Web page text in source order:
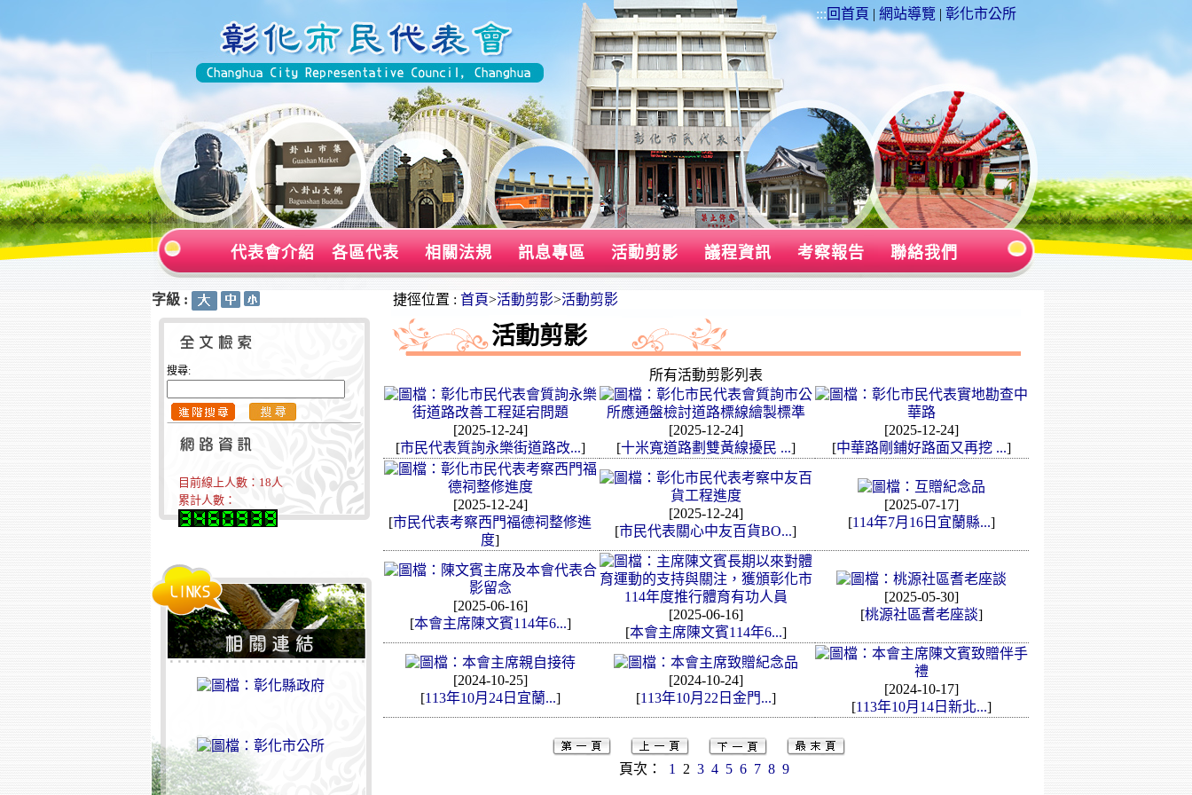
::: 回首頁 | 網站導覽 | 彰化市公所
代表會介紹 各區代表 相關法規 訊息專區 活動剪影 議程資訊 考察報告 聯絡我們
字級 :
搜尋:
目前線上人數： 18人
累計人數：
捷徑位置 : 首頁>活動剪影>活動剪影
活動剪影
所有活動剪影列表
[2025-12-24]
[市民代表質詢永樂街道路改...]
[2025-12-24]
[十米寬道路劃雙黃線擾民 ...]
[2025-12-24]
[中華路剛鋪好路面又再挖 ...]
[2025-12-24]
[市民代表考察西門福德祠整修進
度]
[2025-12-24]
[市民代表關心中友百貨BO...]
[2025-07-17]
[114年7月16日宜蘭縣...]
[2025-06-16]
[本會主席陳文賓114年6...]
[2025-06-16]
[本會主席陳文賓114年6...]
[2025-05-30]
[桃源社區耆老座談]
[2024-10-25]
[113年10月24日宜蘭...]
[2024-10-24]
[113年10月22日金門...]
[2024-10-17]
[113年10月14日新北...]
頁次： 1 2 3 4 5 6 7 8 9